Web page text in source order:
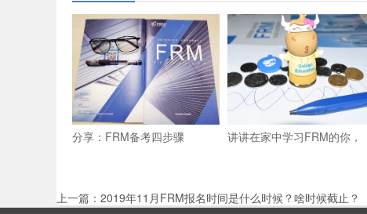
分享：FRM备考四步骤 讲讲在家中学习FRM的你，
上一篇： 2019年11月FRM报名时间是什么时候？啥时候截止？